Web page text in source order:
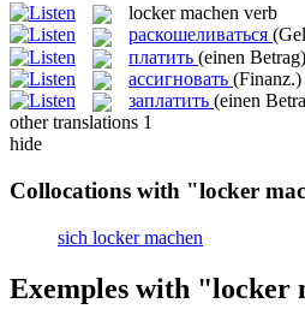
locker machen verb
раскошеливаться
платить (einen Betrag)
ассигновать (Finanz.)
заплатить (einen
other translations 1
hide
Collocations with "locker
sich locker machen
Exemples with "locker